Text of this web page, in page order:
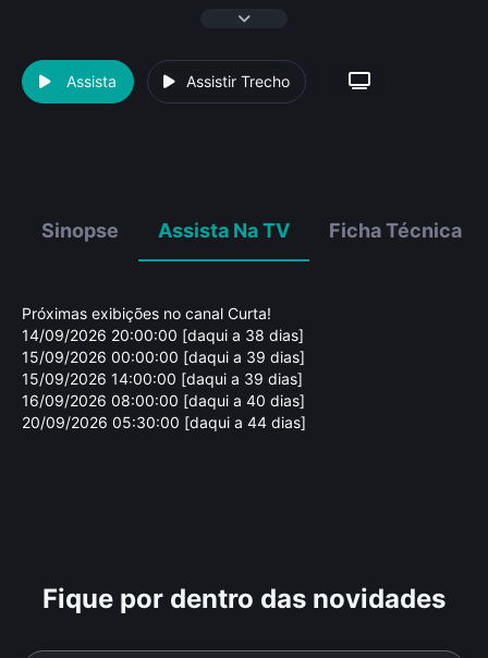
Assista Assistir Trecho
Sinopse Assista Na TV Ficha Técnica
Próximas exibições no canal Curta!
14/09/2026 20:00:00 [daqui a 38 dias]
15/09/2026 00:00:00 [daqui a 39 dias]
15/09/2026 14:00:00 [daqui a 39 dias]
16/09/2026 08:00:00 [daqui a 40 dias]
20/09/2026 05:30:00 [daqui a 44 dias]
Fique por dentro das novidades